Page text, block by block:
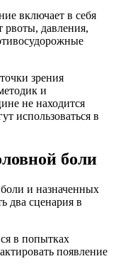
включает в себя
рвоты, давления,
зрения
и
не находится
использоваться в
боли
и назначенных
два сценария в
в попытках
появление